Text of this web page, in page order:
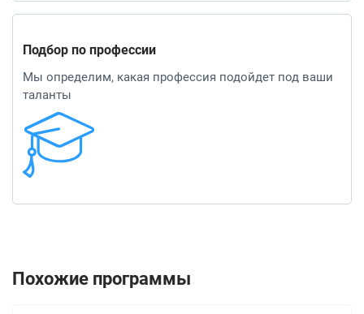
Подбор по профессии
Мы определим, какая профессия подойдет под ваши
таланты
Похожие программы